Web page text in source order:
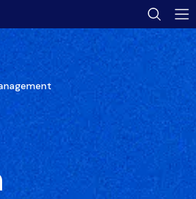
enviado con éxito.
de correo.